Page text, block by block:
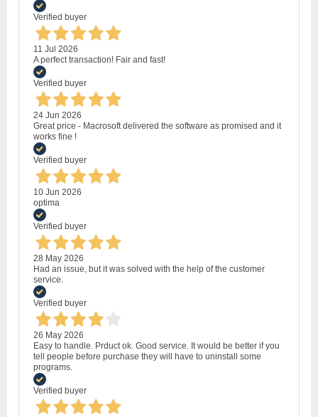
Verified buyer
11 Jul 2026
A perfect transaction! Fair and fast!
Verified buyer
24 Jun 2026
Great price - Macrosoft delivered the software as promised and it
works fine !
Verified buyer
10 Jun 2026
optima
Verified buyer
28 May 2026
Had an issue, but it was solved with the help of the customer
service.
Verified buyer
26 May 2026
Easy to handle. Prduct ok. Good service. It would be better if you
tell people before purchase they will have to uninstall some
programs.
Verified buyer